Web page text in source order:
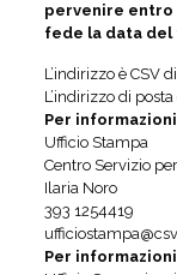
pervenire entro
fede la data
L’indirizzo è CSV
L’indirizzo di
Per
Ufficio Stampa
Centro Servizio
Ilaria Noro
393 1254419
Per